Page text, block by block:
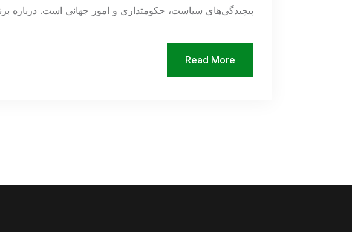
پیچیدگی‌های سیاست، حکومتداری و امور جهانی است. درباره
Read More